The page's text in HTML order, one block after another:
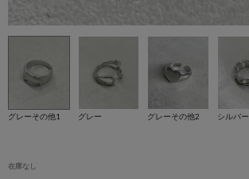
グレーその他1 グレー グレーその他2 シルバー
在庫なし